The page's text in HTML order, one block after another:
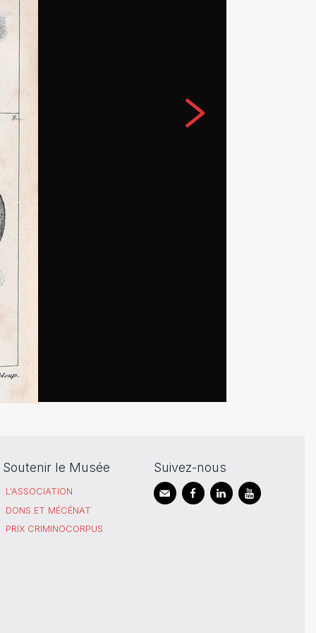
Soutenir le Musée
L'ASSOCIATION
DONS ET MÉCÉNAT
PRIX CRIMINOCORPUS
Suivez-nous